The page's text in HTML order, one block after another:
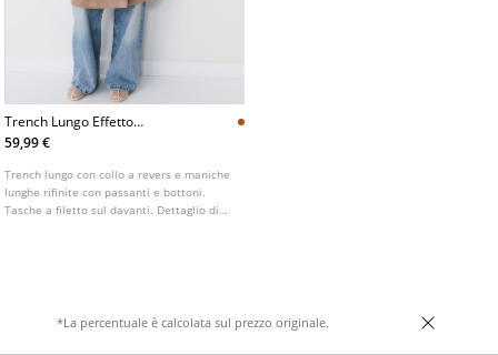
Trench Lungo Effetto
Camoscio
59,99 €
Trench lungo con collo a revers e maniche
lunghe rifinite con passanti e bottoni.
Tasche a filetto sul davanti. Dettaglio di
*La percentuale è calcolata sul prezzo originale.